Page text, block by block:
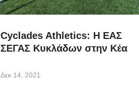
Cyclades Athletics: Η ΕΑΣ
ΣΕΓΑΣ Κυκλάδων στην Κέα
Δεκ 14, 2021